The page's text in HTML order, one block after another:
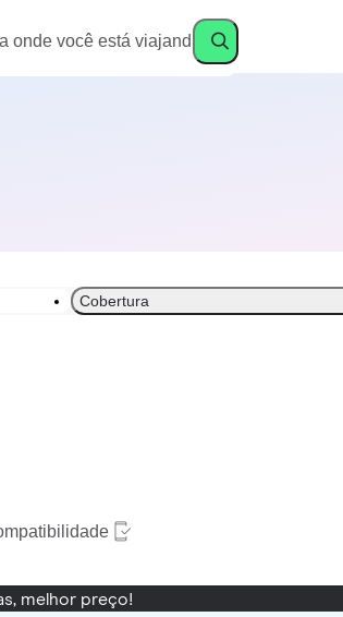
Cobertura
melhor preço!